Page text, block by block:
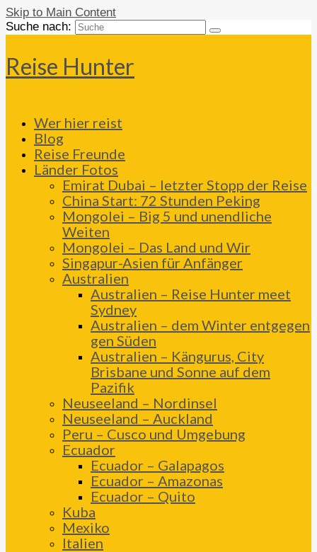
Skip to Main Content
Suche nach:
Reise Hunter
Wer hier reist
Blog
Reise Freunde
Länder Fotos
Emirat Dubai – letzter Stopp der Reise
China Start: 72 Stunden Peking
Mongolei – Big 5 und unendliche
Weiten
Mongolei – Das Land und Wir
Singapur-Asien für Anfänger
Australien
Australien – Reise Hunter meet
Sydney
Australien – dem Winter entgegen
gen Süden
Australien – Kängurus, City
Brisbane und Sonne auf dem
Pazifik
Neuseeland – Nordinsel
Neuseeland – Auckland
Peru – Cusco und Umgebung
Ecuador
Ecuador – Galapagos
Ecuador – Amazonas
Ecuador – Quito
Kuba
Mexiko
Italien